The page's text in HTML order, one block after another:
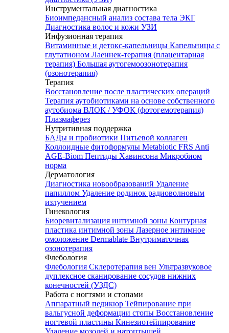
Инструментальная диагностика
Биоимпедансный анализ состава тела ЭКГ
Диагностика волос и кожи УЗИ
Инфузионная терапия
Витаминные и детокс-капельницы Капельницы с
глутатионом Лаеннек-терапия (плацентарная
терапия) Большая аутогемоозонотерапия
(озонотерапия)
Терапия
Восстановление после пластических операций
Терапия аутобиотиками на основе собственного
аутобиома ВЛОК / УФОК (фотогемотерапия)
Плазмаферез
Нутритивная поддержка
БАДы и пробиотики Питьевой коллаген
Коллоидные фитоформулы Metabiotic FRS Anti
AGE-Biom Пептиды Хавинсона Микробиом
норма
Дерматология
Диагностика новообразований Удаление
папиллом Удаление родинок радиоволновым
излучением
Гинекология
Биоревитализация интимной зоны Контурная
пластика интимной зоны Лазерное интимное
омоложение Dermablate Внутриматочная
озонотерапия
Флебология
Флебология Склеротерапия вен Ультразвуковое
дуплексное сканирование сосудов нижних
конечностей (УЗДС)
Работа с ногтями и стопами
Аппаратный педикюр Тейпирование при
вальгусной деформации стопы Восстановление
ногтевой пластины Кинезиотейпирование
Удаление мозолей и натоптышей